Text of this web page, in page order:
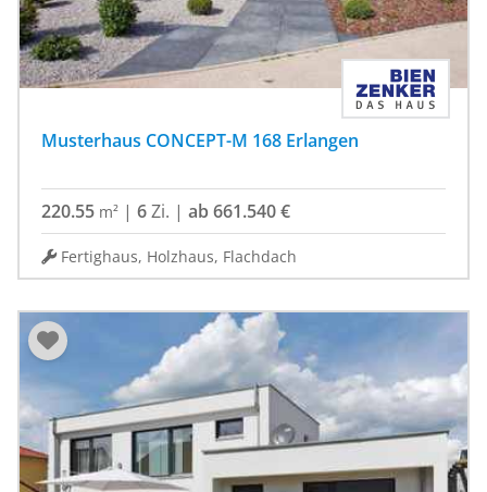
Musterhaus CONCEPT-M 168 Erlangen
220.55 m² | 6Zi. | ab 661.540 €
Fertighaus, Holzhaus, Flachdach